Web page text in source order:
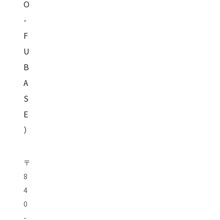
O
-
F
U
B
A
S
E
）
〒
8
4
0
-